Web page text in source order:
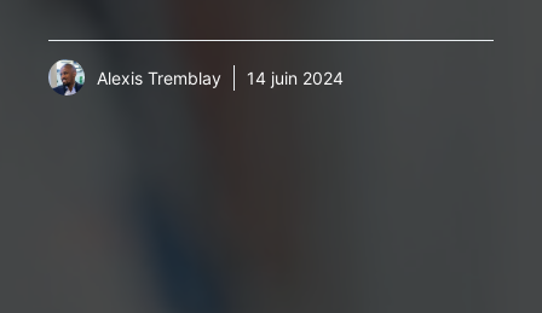
Alexis Tremblay 14 juin 2024